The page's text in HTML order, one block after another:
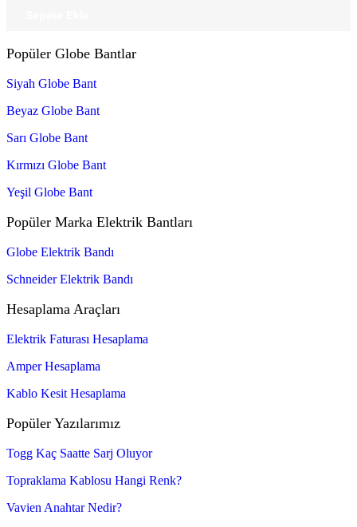
Popüler Globe Bantlar
Siyah Globe Bant
Beyaz Globe Bant
Sarı Globe Bant
Kırmızı Globe Bant
Yeşil Globe Bant
Popüler Marka Elektrik Bantları
Globe Elektrik Bandı
Schneider Elektrik Bandı
Hesaplama Araçları
Elektrik Faturası Hesaplama
Amper Hesaplama
Kablo Kesit Hesaplama
Popüler Yazılarımız
Togg Kaç Saatte Sarj Oluyor
Topraklama Kablosu Hangi Renk?
Vavien Anahtar Nedir?